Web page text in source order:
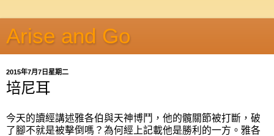
Arise and Go
2015年7月7日星期二
培尼耳
今天的讀經講述雅各伯與天神博鬥，他的髖關節被打斷，破
了腳不就是被擊倒嗎？為何經上記載他是勝利的一方。雅各